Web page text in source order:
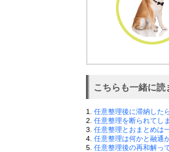
こちらも一緒に読
1. 任意整理後に滞納した
2. 任意整理を断られてし
3. 任意整理とおまとめは
4. 任意整理は何かと融通
5. 任意整理後の再和解っ